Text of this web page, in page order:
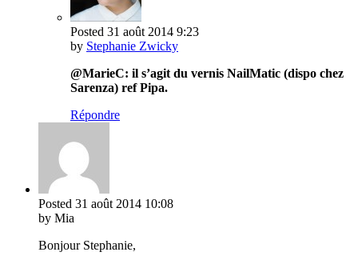
Posted 31 août 2014 9:23
by Stephanie Zwicky
@MarieC: il s’agit du vernis NailMatic (dispo chez
Sarenza) ref Pipa.
Répondre
Posted 31 août 2014 10:08
by Mia
Bonjour Stephanie,